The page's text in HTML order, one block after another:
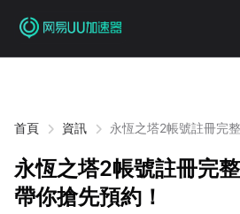
首頁 資訊
永恆之塔2帳號註冊完
永恆之塔2帳號註冊完
帶你搶先預約！